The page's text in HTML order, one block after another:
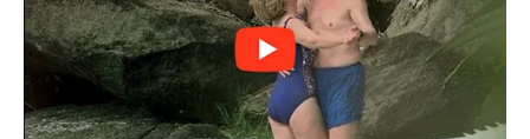
mislili da su nestale. Nemojte odmah reagovati
impulsivno. Nekad se ljudi vraćaju jer su shvatili šta su
izgubili, ali nekad samo žele da provere da li ih još
čekate.